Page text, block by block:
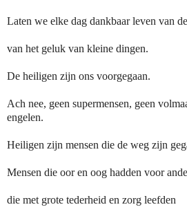
Laten we elke dag dankbaar leven van
van het geluk van kleine dingen.
De heiligen zijn ons voorgegaan.
Ach nee, geen supermensen, geen
engelen.
Heiligen zijn mensen die de weg zijn
Mensen die oor en oog hadden voor
die met grote tederheid en zorg leefden